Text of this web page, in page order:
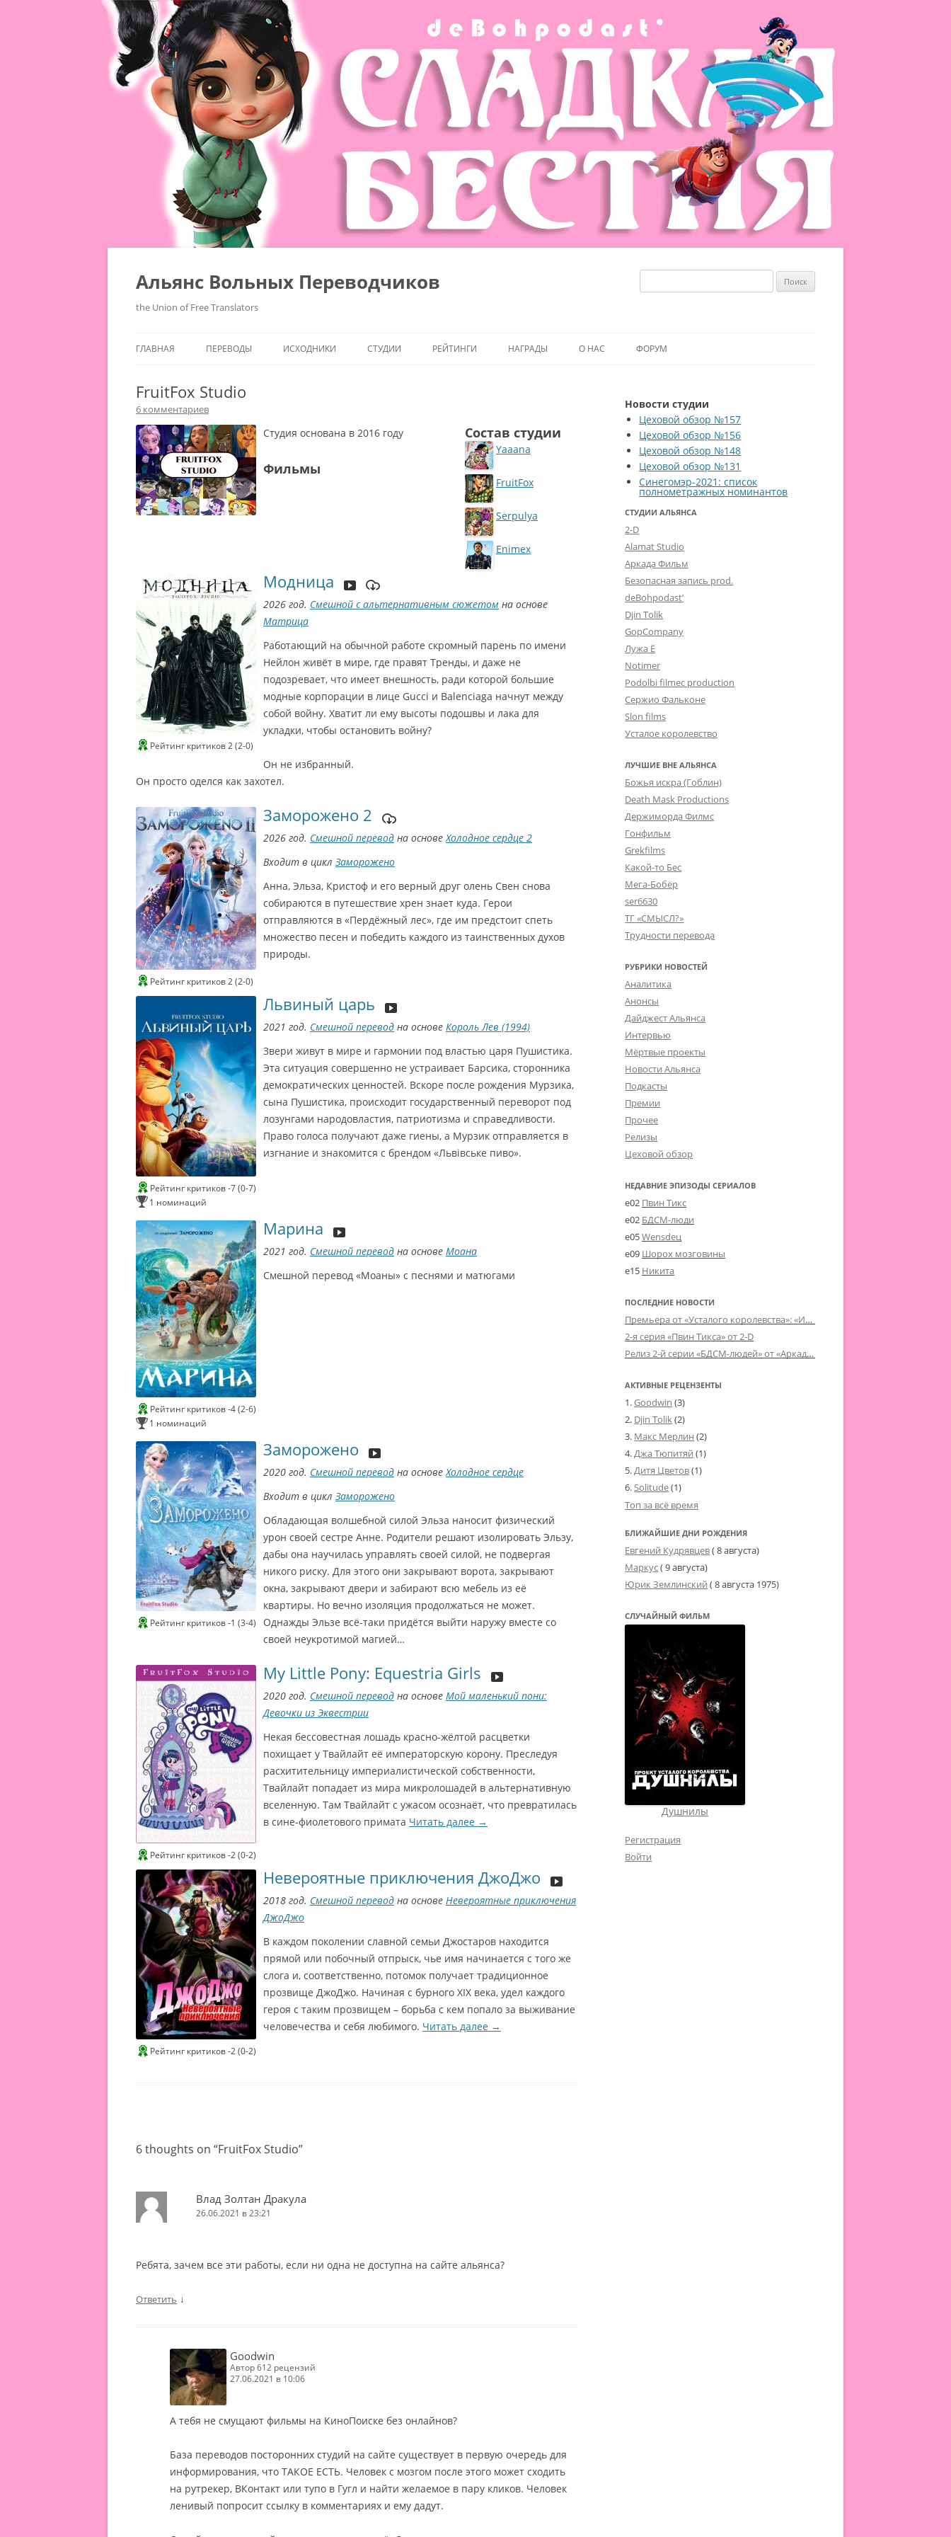
Альянс Вольных Переводчиков
the Union of Free Translators
Найти:
ГЛАВНАЯ ПЕРЕВОДЫ ИСХОДНИКИ СТУДИИ РЕЙТИНГИ НАГРАДЫ О НАС
ВСТУПЛЕНИЕ В АЛЬЯНС
ИСТОРИЯ АЛЬЯНСА
ФОРУМ
FruitFox Studio
6 комментариев
Состав студии
Yaaana
FruitFox
Serpulya
Enimex
Студия основана в 2016 году
Фильмы
Рейтинг критиков 2 (2-0)
Модница
2026 год. Смешной с альтернативным сюжетом на основе
Матрица
Работающий на обычной работе скромный парень по имени
Нейлон живёт в мире, где правят Тренды, и даже не
подозревает, что имеет внешность, ради которой большие
модные корпорации в лице Gucci и Balenciaga начнут между
собой войну. Хватит ли ему высоты подошвы и лака для
укладки, чтобы остановить войну?
Он не избранный.
Он просто оделся как захотел.
Рейтинг критиков 2 (2-0)
Заморожено 2
2026 год. Смешной перевод на основеХолодное сердце 2
Входит в цикл Заморожено
Анна, Эльза, Кристоф и его верный друг олень Свен снова
собираются в путешествие хрен знает куда. Герои
отправляются в «Пердёжный лес», где им предстоит спеть
множество песен и победить каждого из таинственных духов
природы.
Рейтинг критиков -7 (0-7)
1 номинаций
С
и
н
е
Г
о
э
0
2
1
Л
у
ч
а
а
к
т
р
и
с
а
о
з
в
у
ч
к
г
л
а
S
o
Львиный царь
2021 год. Смешной перевод на основе Король Лев (1994)
Звери живут в мире и гармонии под властью царя Пушистика.
Эта ситуация совершенно не устраивает Барсика, сторонника
демократических ценностей. Вскоре после рождения Мурзика,
сына Пушистика, происходит государственный переворот под
лозунгами народовластия, патриотизма и справедливости.
Право голоса получают даже гиены, а Мурзик отправляется в
изгнание и знакомится с брендом «Львівське пиво».
Рейтинг критиков -4 (2-6)
1 номинаций
С
и
н
е
о
м
э
р
2
0
2
1
Л
у
ч
ш
р
и
о
з
к
(
Марина
2021 год. Смешной перевод на основе Моана
Смешной перевод «Моаны» с песнями и матюгами
Рейтинг критиков -1 (3-4)
Заморожено
2020 год. Смешной перевод на основеХолодное сердце
Входит в цикл Заморожено
Обладающая волшебной силой Эльза наносит физический
урон своей сестре Анне. Родители решают изолировать Эльзу,
дабы она научилась управлять своей силой, не подвергая
никого риску. Для этого они закрывают ворота, закрывают
окна, закрывают двери и забирают всю мебель из её
квартиры. Но вечно изоляция продолжаться не может.
Однажды Эльзе всё-таки придётся выйти наружу вместе со
своей неукротимой магией…
Рейтинг критиков -2 (0-2)
My Little Pony: Equestria Girls
2020 год. Смешной перевод на основе Мой маленький пони:
Девочки из Эквестрии
Некая бессовестная лошадь красно-жёлтой расцветки
похищает у Твайлайт её императорскую корону. Преследуя
расхитительницу империалистической собственности,
Твайлайт попадает из мира микролошадей в альтернативную
вселенную. Там Твайлайт с ужасом осознаёт, что превратилась
в сине-фиолетового примата Читать далее →
Рейтинг критиков -2 (0-2)
Невероятные приключения ДжоДжо
2018 год. Смешной перевод на основе Невероятные приключения
ДжоДжо
В каждом поколении славной семьи Джостаров находится
прямой или побочный отпрыск, чье имя начинается с того же
слога и, соответственно, потомок получает традиционное
прозвище ДжоДжо. Начиная с бурного XIX века, удел каждого
героя с таким прозвищем – борьба с кем попало за выживание
человечества и себя любимого. Читать далее →
6 thoughts on “FruitFox Studio”
Влад Золтан Дракула
26.06.2021 в 23:21
Ребята, зачем все эти работы, если ни одна не доступна на сайте альянса?
Ответить ↓
Goodwin
автор 612 рецензий
27.06.2021 в 10:06
А тебя не смущают фильмы на КиноПоиске без онлайнов?
База переводов посторонних студий на сайте существует в первую очередь для
информирования, что ТАКОЕ ЕСТЬ. Человек с мозгом после этого может сходить
на рутрекер, ВКонтакт или тупо в Гугл и найти желаемое в пару кликов. Человек
ленивый попросит ссылку в комментариях и ему дадут.
Новости студии
Цеховой обзор №157
Цеховой обзор №156
Цеховой обзор №148
Цеховой обзор №131
Синегомэр-2021: список
полнометражных номинантов
СТУДИИ АЛЬЯНСА
2-D
Alamat Studio
Аркада Фильм
Безопасная запись prod.
deBohpodast’
Djin Tolik
GopCompany
Лужа Ё
Notimer
Podolbi filmec production
Сержио Фальконе
Slon films
Усталое королевство
ЛУЧШИЕ ВНЕ АЛЬЯНСА
Божья искра (Гоблин)
Death Mask Productions
Держиморда Филмс
Гонфильм
Grekfilms
Какой-то Бес
Мега-Бобёр
ser6630
ТГ «СМЫСЛ?»
Трудности перевода
РУБРИКИ НОВОСТЕЙ
Аналитика
Анонсы
Дайджест Альянса
Интервью
Мёртвые проекты
Новости Альянса
Подкасты
Премии
Прочее
Релизы
Цеховой обзор
НЕДАВНИЕ ЭПИЗОДЫ СЕРИАЛОВ
e02 Пвин Тикс
e02 БДСМ-люди
e05Wensdeц
e09 Шорох мозговины
e15 Никита
ПОСЛЕДНИЕ НОВОСТИ
Премьера от «Усталого королевства»: «Игорь начал»
2-я серия «Пвин Тикса» от 2-D
Релиз 2-й серии «БДСМ-людей» от «Аркада Фильм»
АКТИВНЫЕ РЕЦЕНЗЕНТЫ
Goodwin (3)
Djin Tolik(2)
Макс Мерлин (2)
Джа Тюпитяй (1)
Дитя Цветов(1)
Solitude(1)
Топ за всё время
БЛИЖАЙШИЕ ДНИ РОЖДЕНИЯ
Евгений Кудрявцев( 8 августа)
Маркус( 9 августа)
Юрик Землинский (8 августа 1975)
СЛУЧАЙНЫЙ ФИЛЬМ
Душнилы
Регистрация
Войти